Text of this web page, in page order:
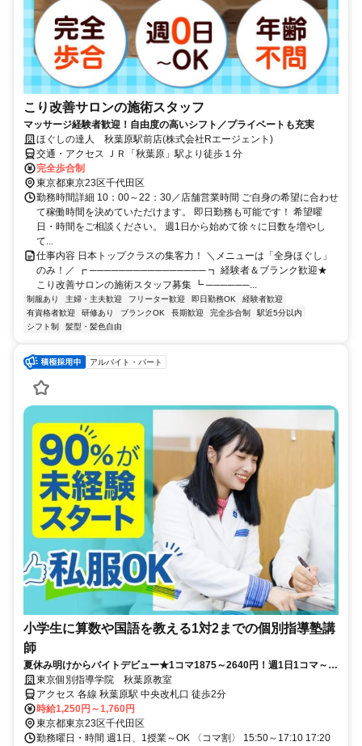
こり改善サロンの施術スタッフ
マッサージ経験者歓迎！自由度の高いシフト／プライベートも充実
ほぐしの達人 秋葉原駅前店(株式会社Rエージェント)
交通・アクセス ＪＲ「秋葉原」駅より徒歩１分
完全歩合制
東京都東京23区千代田区
勤務時間詳細 10：00～22：30／店舗営業時間 ご自身の希望に合わせ
て稼働時間を決めていただけます。 即日勤務も可能です！ 希望曜
日・時間をご相談ください。 週1日から始めて徐々に日数を増やし
て...
仕事内容 日本トップクラスの集客力！ ＼メニューは「全身ほぐし」
のみ！／ ┏ ──────────────── ┓ 経験者＆ブランク歓迎★
こり改善サロンの施術スタッフ募集 ┗ ──────...
制服あり 主婦・主夫歓迎 フリーター歓迎 即日勤務OK
経験者歓迎
有資格者歓迎
研修あり ブランクOK 長期歓迎 完全歩合制
駅近5分以内
シフト制
髪型・髪色自由
アルバイト・パート
小学生に算数や国語を教える1対2までの個別指導塾講
師
夏休み明けからバイトデビュー★1コマ1875～2640円！週1日1コマ～私
服でok◎
東京個別指導学院 秋葉原教室
アクセス 各線 秋葉原駅 中央改札口 徒歩2分
時給1,250円～1,760円
東京都東京23区千代田区
勤務曜日・時間 週1日、1授業～OK 〈コマ割〉 15:50～17:10 17:20